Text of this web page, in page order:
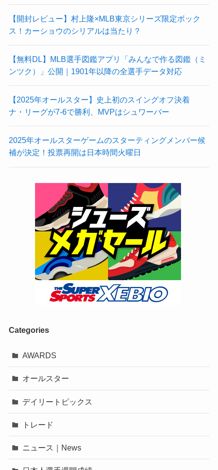
【開封レビュー】村上隆×MLB東京シリーズ限定ボック
ス！カーショウのシリアルは当たり？
【無料DL】MLB選手図鑑アプリ「みんなで作る図鑑（ミ
ンツク）」公開｜1901年以降の全選手データ対応
【2025年オールスター】史上初のスイングオフ決着
ナ・リーグが7-6で勝利、MVPはシュワーバー
2025年オールスターゲームのスターティングメンバー候
補が決定！投票再開は日本時間火曜日
Categories
AWARDS
オールスター
デイリートピックス
トレード
ニュース｜News